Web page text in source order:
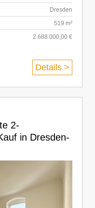
Dresden
519 m²
2.688.000,00 €
Details >
2-
in Dresden-